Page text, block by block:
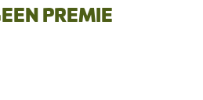
PREMIE